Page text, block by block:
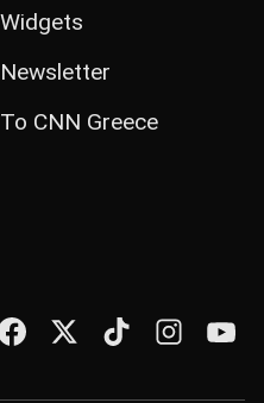
Widgets
Newsletter
Το CNN Greece